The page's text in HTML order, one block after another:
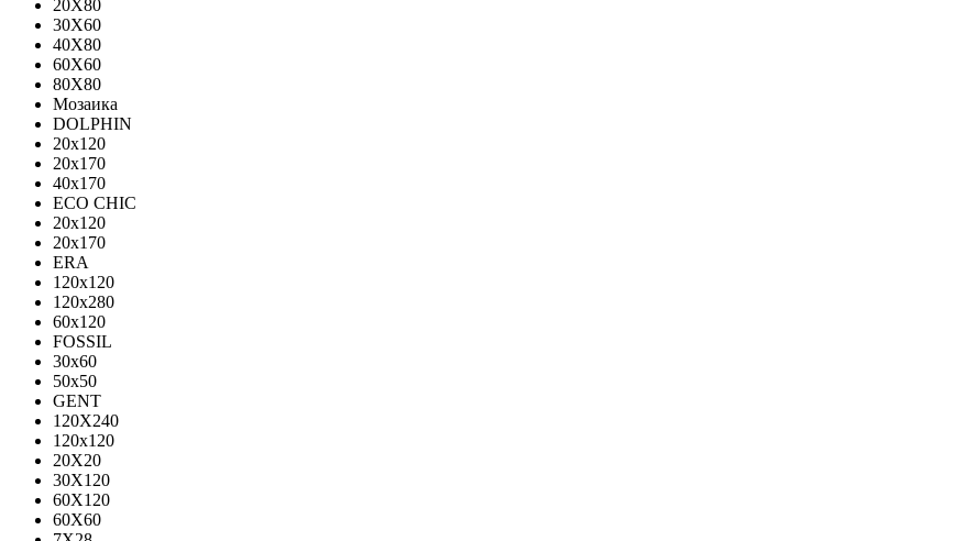
20X80
30X60
40X80
60X60
80X80
Мозаика
DOLPHIN
20x120
20x170
40x170
ECO CHIC
20х120
20х170
ERA
120x120
120x280
60x120
FOSSIL
30x60
50x50
GENT
120X240
120х120
20X20
30X120
60X120
60X60